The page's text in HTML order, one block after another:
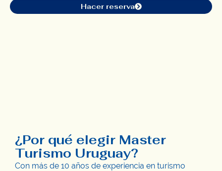
Hacer reserva
¿Por qué elegir Master
Turismo Uruguay?
Con más de 10 años de experiencia en turismo